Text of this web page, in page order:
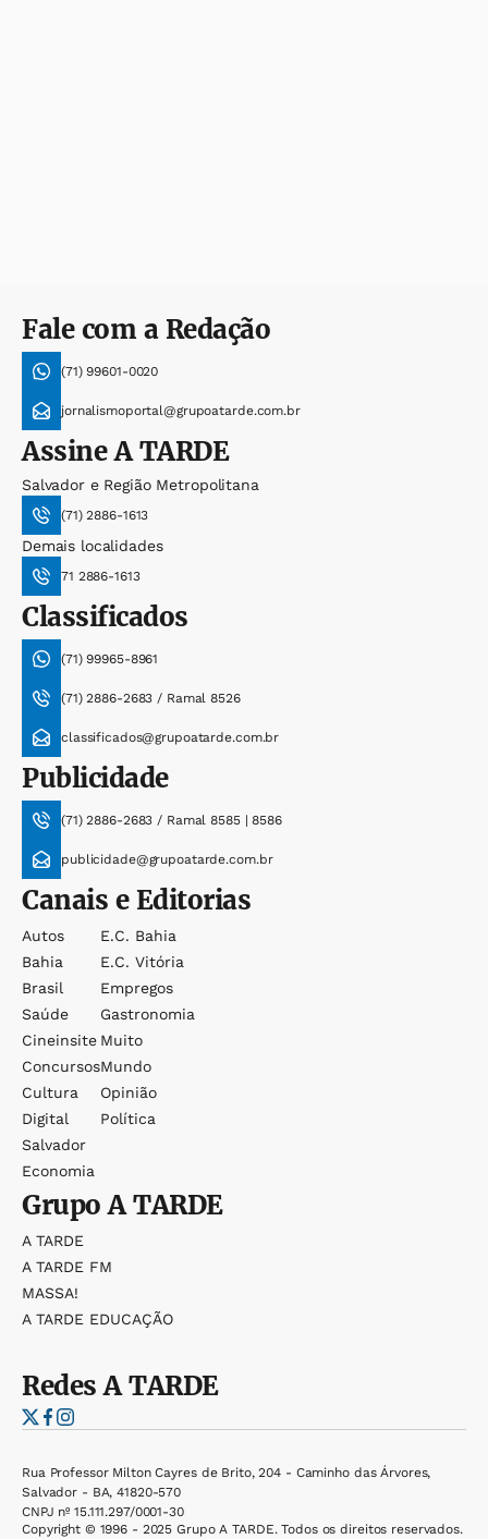
Fale com a Redação
(71) 99601-0020
jornalismoportal@grupoatarde.com.br
AssineA TARDE
Salvador e Região Metropolitana
(71) 2886-1613
Demais localidades
71 2886-1613
Classificados
(71) 99965-8961
(71) 2886-2683 / Ramal 8526
classificados@grupoatarde.com.br
Publicidade
(71) 2886-2683 / Ramal 8585 | 8586
publicidade@grupoatarde.com.br
Canais e Editorias
Autos
Bahia
Brasil
Saúde
Cineinsite
Concursos
Cultura
Digital
Salvador
Economia
E.c. Bahia
E.c. Vitória
Empregos
Gastronomia
Muito
Mundo
Opinião
Política
GrupoA TARDE
A TARDE
A TARDE FM
MASSA!
A TARDE EDUCAÇÃO
RedesA TARDE
Rua Professor Milton Cayres de Brito, 204 - Caminho das Árvores,
Salvador - BA, 41820-570
CNPJ nº 15.111.297/0001-30
Copyright © 1996 - 2025 Grupo A TARDE. Todos os direitos reservados.